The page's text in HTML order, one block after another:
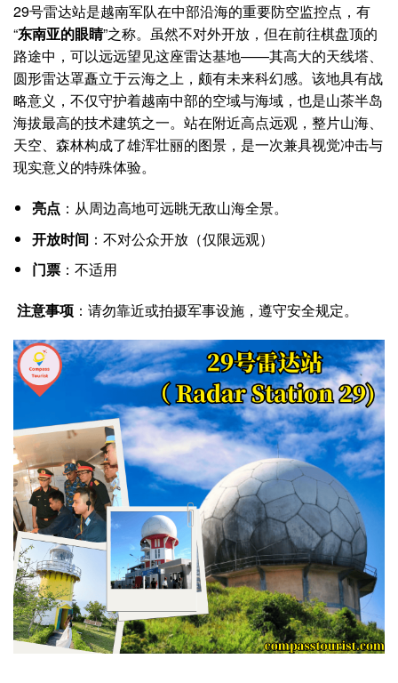
29号雷达站是越南军队在中部沿海的重要防空监控点，有
“东南亚的眼睛”之称。虽然不对外开放，但在前往棋盘顶的
路途中，可以远远望见这座雷达基地——其高大的天线塔、
圆形雷达罩矗立于云海之上，颇有未来科幻感。该地具有战
略意义，不仅守护着越南中部的空域与海域，也是山茶半岛
海拔最高的技术建筑之一。站在附近高点远观，整片山海、
天空、森林构成了雄浑壮丽的图景，是一次兼具视觉冲击与
现实意义的特殊体验。
亮点 ：从周边高地可远眺无敌山海全景。
开放时间：不对公众开放（仅限远观）
门票：不适用
注意事项 ：请勿靠近或拍摄军事设施，遵守安全规定。